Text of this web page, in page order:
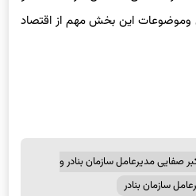
این بخش مهم از اقتصاد
صفایی مدیرعامل سازمان بنادر و
سازمان بنادر